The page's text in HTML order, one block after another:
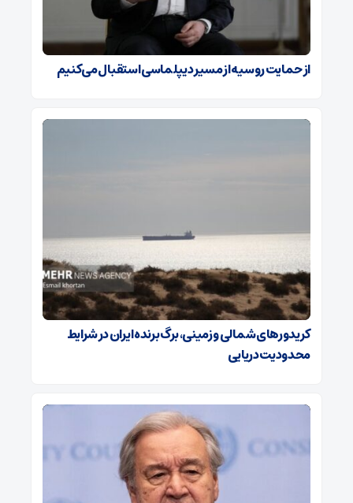
از حمایت روسیه از مسیر دیپلماسی استقبال می‌کنیم
کریدورهای شمالی و زمینی، برگ برنده ایران در شرایط
محدودیت دریایی